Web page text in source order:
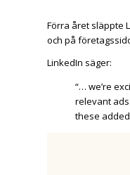
Förra året släppte
och på
LinkedIn säger:
“… we’re
relevant
these